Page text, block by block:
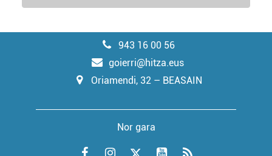
943 16 00 56
goierri@hitza.eus
Oriamendi, 32 – BEASAIN
Nor gara